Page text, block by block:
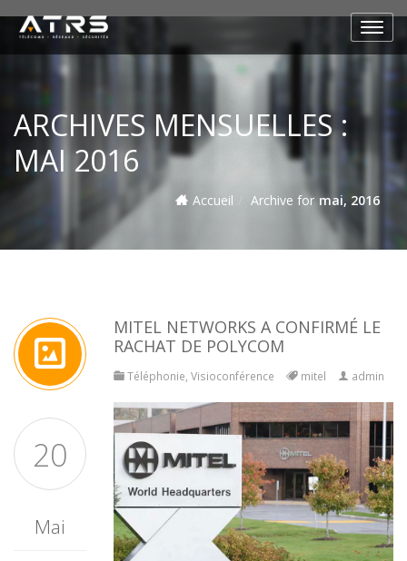
ARCHIVES MENSUELLES :
MAI 2016
Accueil Archive for mai, 2016
20
Mai
MITEL NETWORKS A CONFIRMÉ LE
RACHAT DE POLYCOM
Téléphonie, Visioconférence mitel admin